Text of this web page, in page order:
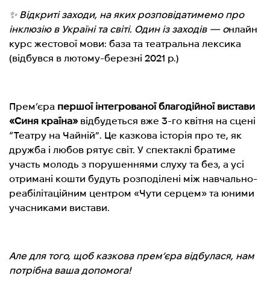
✨ Відкриті заходи, на яких розповідатимемо про
інклюзію в Україні та світі. Один із заходів — онлайн
курс жестової мови: база та театральна лексика
(відбувся в лютому-березні 2021 р.)
Прем’єра першої інтегрованої благодійної вистави
«Синя країна»відбудеться вже 3-го квітня на сцені
“Театру на Чайній”. Це казкова історія про те, як
дружба і любов рятує світ. У спектаклі братиме
участь молодь з порушеннями слуху та без, а усі
отримані кошти будуть розподілені між навчально-
реабілітаційним центром «Чути серцем» та юними
учасниками вистави.
Але для того, щоб казкова прем’єра відбулася, нам
потрібна ваша допомога!